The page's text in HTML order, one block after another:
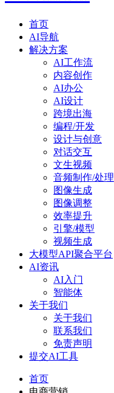
首页
AI导航
解决方案
AI工作流
内容创作
AI办公
AI设计
跨境出海
编程/开发
设计与创意
对话交互
文生视频
音频制作/处理
图像生成
图像调整
效率提升
引擎/模型
视频生成
大模型API聚合平台
AI资讯
AI入门
智能体
关于我们
关于我们
联系我们
免责声明
提交AI工具
首页